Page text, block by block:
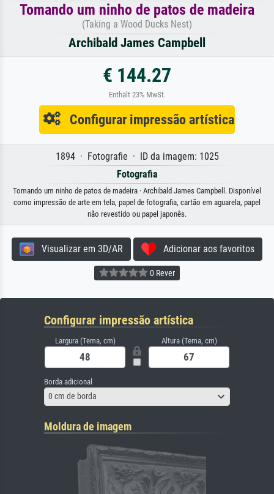
Tomando um ninho de patos de madeira
(Taking a Wood Ducks Nest)
Archibald James Campbell
€ 144.27
Enthält 23% MwSt.
Configurar impressão artística
1894 · Fotografie · ID da imagem: 1025
Fotografia
Tomando um ninho de patos de madeira · Archibald James Campbell. Disponível
como impressão de arte em tela, papel de fotografia, cartão em aguarela, papel
não revestido ou papel japonês.
Visualizar em 3D/AR Adicionar aos favoritos
0 Rever
Configurar impressão artística
Largura (Tema, cm) Altura (Tema, cm)
Borda adicional
0 cm de borda
Moldura de imagem